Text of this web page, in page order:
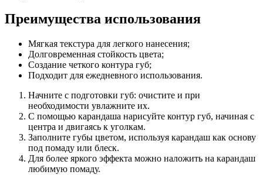
Преимущества использования
Мягкая текстура для легкого нанесения;
Долговременная стойкость цвета;
Создание четкого контура губ;
Подходит для ежедневного использования.
Начните с подготовки губ: очистите и при
необходимости увлажните их.
С помощью карандаша нарисуйте контур губ, начиная с
центра и двигаясь к уголкам.
Заполните губы цветом, используя карандаш как основу
под помаду или блеск.
Для более яркого эффекта можно наложить на карандаш
любимую помаду.